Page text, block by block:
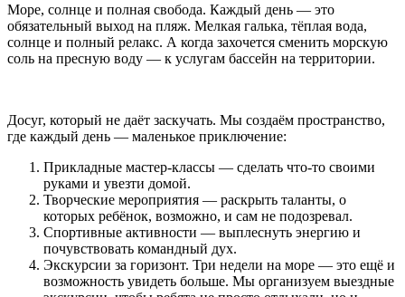
Море, солнце и полная свобода. Каждый день — это
обязательный выход на пляж. Мелкая галька, тёплая вода,
солнце и полный релакс. А когда захочется сменить морскую
соль на пресную воду — к услугам бассейн на территории.
Досуг, который не даёт заскучать. Мы создаём пространство,
где каждый день — маленькое приключение:
Прикладные мастер-классы — сделать что-то своими
руками и увезти домой.
Творческие мероприятия — раскрыть таланты, о
которых ребёнок, возможно, и сам не подозревал.
Спортивные активности — выплеснуть энергию и
почувствовать командный дух.
Экскурсии за горизонт. Три недели на море — это ещё и
возможность увидеть больше. Мы организуем выездные